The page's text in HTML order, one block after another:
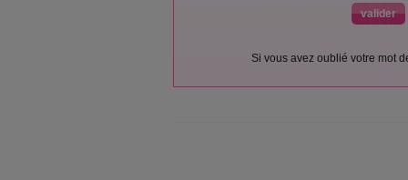
Si vous avez oublié votre mot